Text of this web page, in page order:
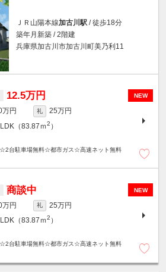
ＪＲ山陽本線加古川駅 / 徒歩18分
築年月新築 / 2階建
兵庫県加古川市加古川町美乃利11
NEW
12.5万円
万円 礼
25万円
（83.87ｍ2 ）
台駐車場無料☆都市ガス☆高速ネット無料
NEW
商談中
万円 礼
25万円
（83.87ｍ2 ）
台駐車場無料☆都市ガス☆高速ネット無料